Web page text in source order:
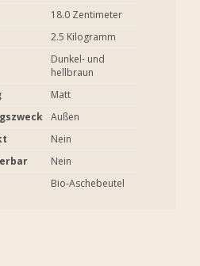
18.0 Zentimeter
2.5 Kilogramm
Dunkel- und
hellbraun
Matt
Außen
Nein
Nein
Bio-Aschebeutel